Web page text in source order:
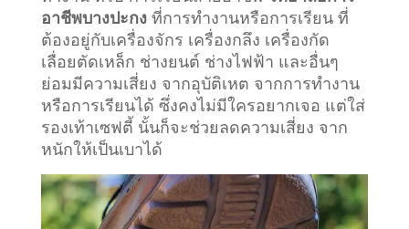
อาชีพบางปะกงที่การทำงานหรือการเรียน ที่
ต้องอยู่กับเครื่องจักร เครื่องกลึง เครื่องกัด
เลื่อยตัดเหล็ก ช่างยนต์ ช่างไฟฟ้า และอื่นๆ
ย่อมมีความเสี่ยง จากอุบัติเหต จากการทำงาน
หรือการเรียนได้ ซึ่งคงไม่มีใครอยากเจอ แต่ใส่
รองเท้าเซฟตี้ นั้นก็จะช่วยลดความเสี่ยง จาก
หนักให้เป็นเบาได้